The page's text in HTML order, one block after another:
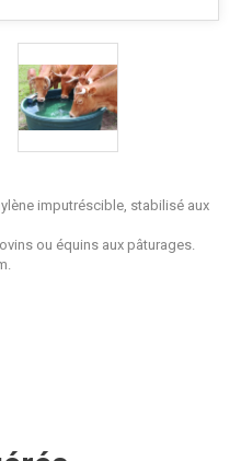
imputréscible, stabilisé aux
ou équins aux pâturages.